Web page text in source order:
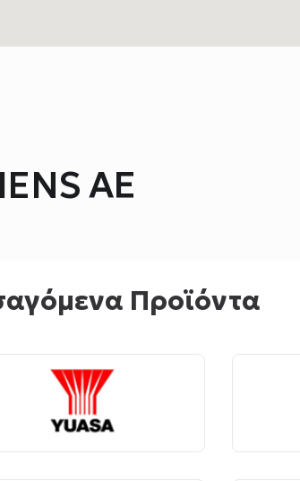
ΑΕ
Προϊόντα